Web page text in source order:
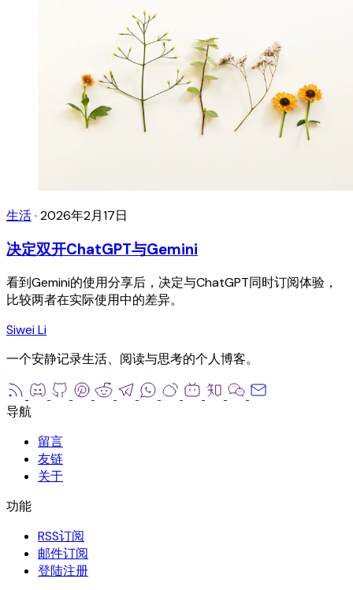
生活· 2026年2月17日
决定双开ChatGPT与Gemini
看到Gemini的使用分享后，决定与ChatGPT同时订阅体验，
比较两者在实际使用中的差异。
Siwei Li
一个安静记录生活、阅读与思考的个人博客。
留言
友链
关于
RSS订阅
邮件订阅
登陆注册